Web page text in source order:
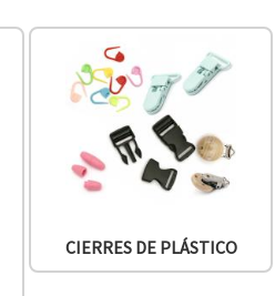
CIERRES DE PLÁSTICO